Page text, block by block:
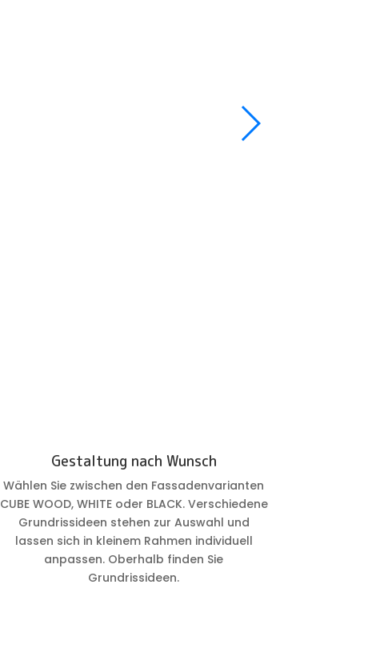
Gestaltung nach Wunsch
Wählen Sie zwischen den Fassadenvarianten
CUBE WOOD, WHITE oder BLACK. Verschiedene
Grundrissideen stehen zur Auswahl und
lassen sich in kleinem Rahmen individuell
anpassen. Oberhalb finden Sie
Grundrissideen.